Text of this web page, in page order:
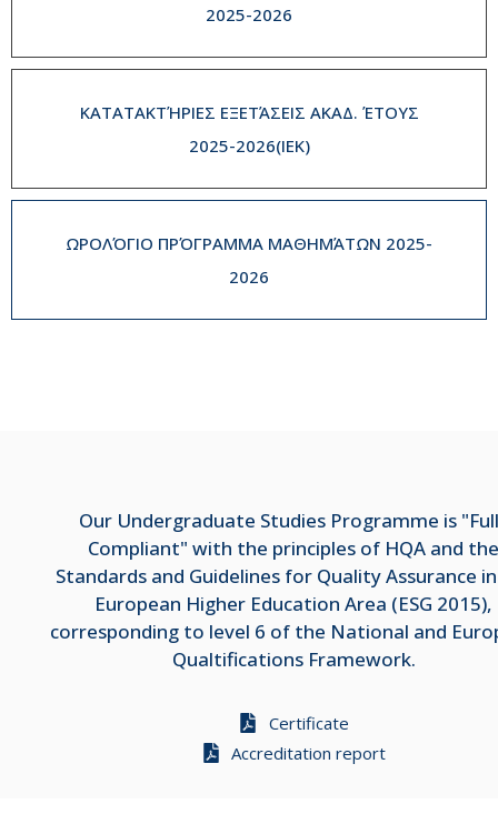
2025-2026
ΚΑΤΑΤΑΚΤΉΡΙΕΣ ΕΞΕΤΆΣΕΙΣ ΑΚΑΔ. ΈΤΟΥΣ
2025-2026(IEK)
ΩΡΟΛΌΓΙΟ ΠΡΌΓΡΑΜΜΑ ΜΑΘΗΜΆΤΩΝ 2025-
2026
Our Undergraduate Studies Programme is
Compliant" with the principles of HQA and the
Standards and Guidelines for Quality Assurance
European Higher Education Area (ESG 2015),
corresponding to level 6 of the National and
Qualtifications Framework.
Certificate
Accreditation report